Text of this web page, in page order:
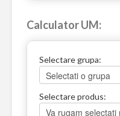
Calculator UM:
Selectare grupa:
Selectare produs: